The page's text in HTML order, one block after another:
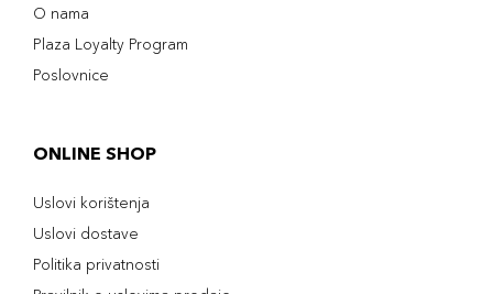
O nama
Plaza Loyalty Program
Poslovnice
ONLINE SHOP
Uslovi korištenja
Uslovi dostave
Politika privatnosti